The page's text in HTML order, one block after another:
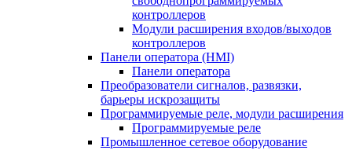
контроллеров
Модули расширения входов/выходов
контроллеров
Панели оператора (HMI)
Панели оператора
Преобразователи сигналов, развязки,
барьеры искрозащиты
Программируемые реле, модули расширения
Программируемые реле
Промышленное сетевое оборудование